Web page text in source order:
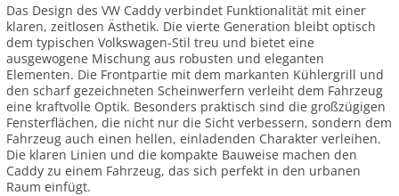
Das Design des VW Caddy verbindet Funktionalität mit einer
klaren, zeitlosen Ästhetik. Die vierte Generation bleibt optisch
dem typischen Volkswagen-Stil treu und bietet eine
ausgewogene Mischung aus robusten und eleganten
Elementen. Die Frontpartie mit dem markanten Kühlergrill und
den scharf gezeichneten Scheinwerfern verleiht dem Fahrzeug
eine kraftvolle Optik. Besonders praktisch sind die großzügigen
Fensterflächen, die nicht nur die Sicht verbessern, sondern dem
Fahrzeug auch einen hellen, einladenden Charakter verleihen.
Die klaren Linien und die kompakte Bauweise machen den
Caddy zu einem Fahrzeug, das sich perfekt in den urbanen
Raum einfügt.